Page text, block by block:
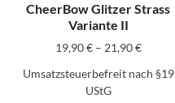
CheerBow Glitzer Strass
Variante II
19,90€– 21,90€
Umsatzsteuerbefreit nach §19
UStG